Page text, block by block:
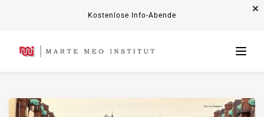
Kostenlose Info-Abende